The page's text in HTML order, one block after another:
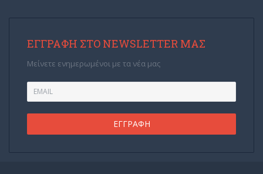
ΕΓΓΡΑΦΉ ΣΤΟ NEWSLETTER ΜΑΣ
Μείνετε ενημερωμένοι με τα νέα μας